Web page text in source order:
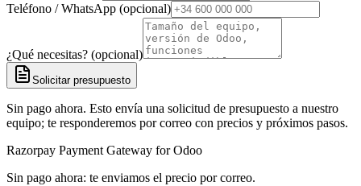
Teléfono / WhatsApp (opcional)
¿Qué necesitas? (opcional)
Solicitar presupuesto
Sin pago ahora. Esto envía una solicitud de presupuesto a nuestro
equipo; te responderemos por correo con precios y próximos pasos.
Razorpay Payment Gateway for Odoo
Sin pago ahora: te enviamos el precio por correo.